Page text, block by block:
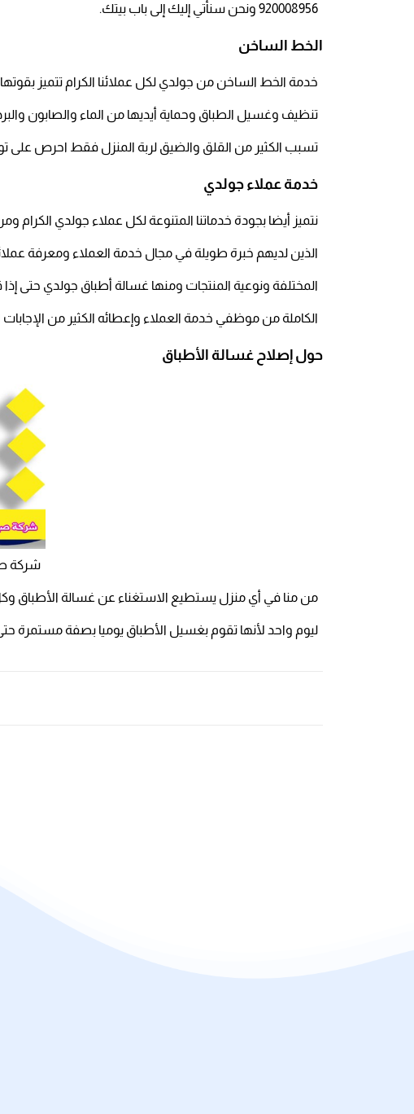
920008956 ونحن سنأتي إليك إلى باب بيتك.
الخط الساخن
خدمة الخط الساخن من جولدي لكل عملائنا الكرام تتميز
تنظيف وغسيل الطباق وحماية أيديها من الماء والصابون
تسبب الكثير من القلق والضيق لربة المنزل فقط احرص على تواصلك معنا من خلال خدمة
خدمة عملاء جولدي
نتميز أيضا بجودة خدماتنا المتنوعة لكل عملاء جولدي
الذين لديهم خبرة طويلة في مجال خدمة العملاء ومعرفة
المختلفة ونوعية المنتجات ومنها غسالة أطباق جولدي حتى
الكاملة من موظفي خدمة العملاء وإعطائه الكثير من الإجابات
حول إصلاح غسالة الأطباق
شركة
من منا في أي منزل يستطيع الاستغناء عن غسالة الأطباق وكل
ليوم واحد لأنها تقوم بغسيل الأطباق يوميا بصفة مستمرة